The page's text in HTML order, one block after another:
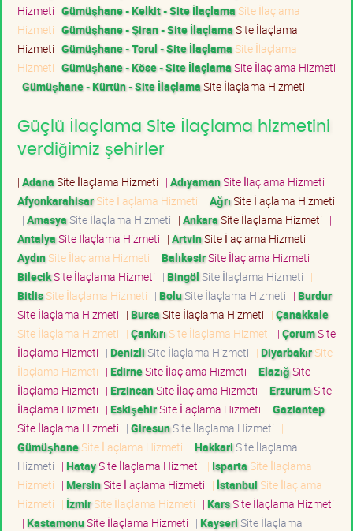
Hizmeti Gümüşhane - Kelkit - Site İlaçlama Site İlaçlama
Hizmeti Gümüşhane - Şiran - Site İlaçlamaSite İlaçlama
Hizmeti Gümüşhane - Torul - Site İlaçlama Site İlaçlama
Hizmeti Gümüşhane - Köse - Site İlaçlamaSite İlaçlama Hizmeti
Gümüşhane - Kürtün - Site İlaçlamaSite İlaçlama Hizmeti
Güçlü İlaçlama Site İlaçlama hizmetini
verdiğimiz şehirler
| AdanaSite İlaçlama Hizmeti | AdıyamanSite İlaçlama Hizmeti |
AfyonkarahisarSite İlaçlama Hizmeti | AğrıSite İlaçlama Hizmeti
| AmasyaSite İlaçlama Hizmeti | AnkaraSite İlaçlama Hizmeti |
AntalyaSite İlaçlama Hizmeti | ArtvinSite İlaçlama Hizmeti |
AydınSite İlaçlama Hizmeti | BalıkesirSite İlaçlama Hizmeti |
BilecikSite İlaçlama Hizmeti | BingölSite İlaçlama Hizmeti |
BitlisSite İlaçlama Hizmeti | BoluSite İlaçlama Hizmeti | Burdur
Site İlaçlama Hizmeti | BursaSite İlaçlama Hizmeti | Çanakkale
Site İlaçlama Hizmeti | Çankırı Site İlaçlama Hizmeti | ÇorumSite
İlaçlama Hizmeti | DenizliSite İlaçlama Hizmeti | DiyarbakırSite
İlaçlama Hizmeti | EdirneSite İlaçlama Hizmeti | ElazığSite
İlaçlama Hizmeti | ErzincanSite İlaçlama Hizmeti | ErzurumSite
İlaçlama Hizmeti | EskişehirSite İlaçlama Hizmeti | Gaziantep
Site İlaçlama Hizmeti | GiresunSite İlaçlama Hizmeti |
GümüşhaneSite İlaçlama Hizmeti | HakkariSite İlaçlama
Hizmeti | HataySite İlaçlama Hizmeti | Isparta Site İlaçlama
Hizmeti | MersinSite İlaçlama Hizmeti | İstanbul Site İlaçlama
Hizmeti | İzmirSite İlaçlama Hizmeti | KarsSite İlaçlama Hizmeti
| KastamonuSite İlaçlama Hizmeti | KayseriSite İlaçlama